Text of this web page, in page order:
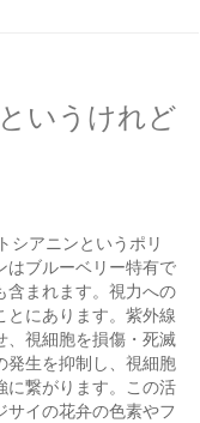
いうけれど
シアニンというポリ
はブルーベリー特有で
含まれます。視力への
とにあります。紫外線
、視細胞を損傷・死滅
発生を抑制し、視細胞
に繋がります。この活
イの花弁の色素やフ